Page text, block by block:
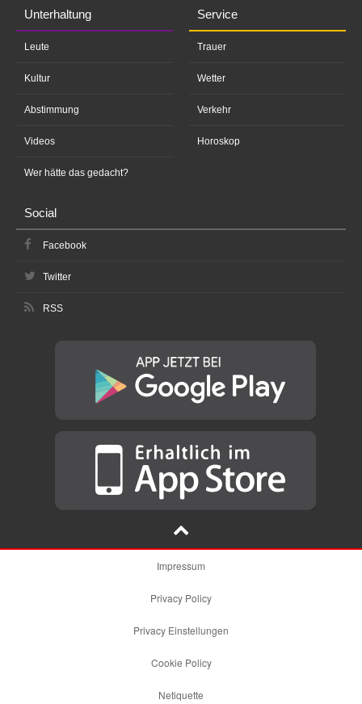
Unterhaltung
Leute
Kultur
Abstimmung
Videos
Wer hätte das gedacht?
Service
Trauer
Wetter
Verkehr
Horoskop
Social
Facebook
Twitter
RSS
Impressum
Privacy Policy
Privacy Einstellungen
Cookie Policy
Netiquette